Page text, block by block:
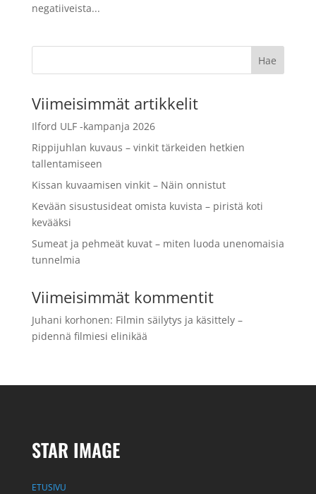
negatiiveista...
Viimeisimmät artikkelit
Ilford ULF -kampanja 2026
Rippijuhlan kuvaus – vinkit tärkeiden hetkien
tallentamiseen
Kissan kuvaamisen vinkit – Näin onnistut
Kevään sisustusideat omista kuvista – piristä koti
kevääksi
Sumeat ja pehmeät kuvat – miten luoda unenomaisia
tunnelmia
Viimeisimmät kommentit
Juhani korhonen: Filmin säilytys ja käsittely –
pidennä filmiesi elinikää
STAR IMAGE
ETUSIVU